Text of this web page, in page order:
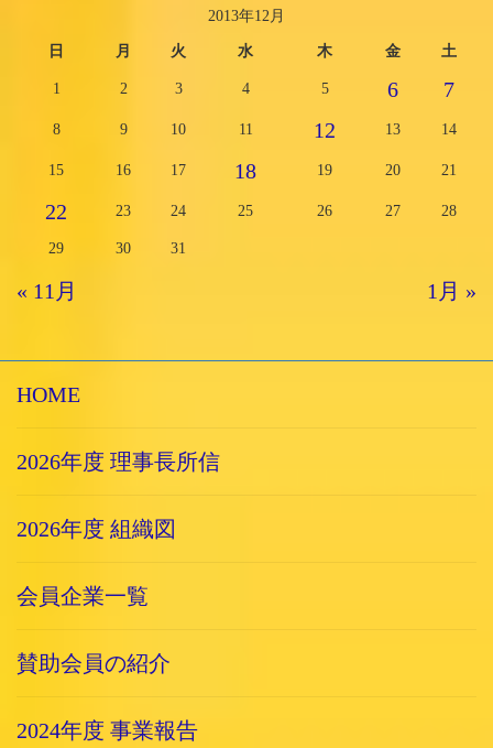
2013年12月
日 月 火 水 木 金 土
1 2 3 4 5 6 7
8 9 10 11 12 13 14
15 16 17 18 19 20 21
22 23 24 25 26 27 28
29 30 31
« 11月 1月 »
HOME
2026年度 理事長所信
2026年度 組織図
会員企業一覧
賛助会員の紹介
2024年度 事業報告